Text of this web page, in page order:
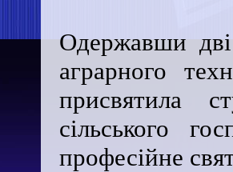
Одержавши
аграрного
присвятила
сільського
професійне